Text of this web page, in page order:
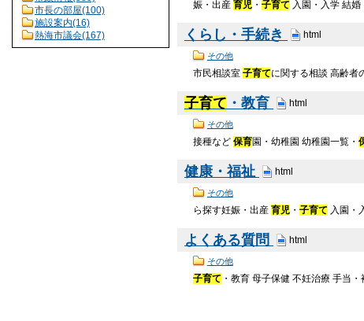
市長の部屋(100)
施設案内(16)
熱海市議会(167)
娠・出産育児 ・子育て 入園・入学 結
くらし・手続き html
その他
市民相談室子育てに関する相談 高齢者
子育て ・教育 html
その他
接種など保育園・幼稚園 幼稚園一覧・
健康・福祉 html
その他
ら探す妊娠・出産育児 ・子育て 入園・
よくある質問 html
その他
子育て ・教育 母子保健 不妊治療 手当